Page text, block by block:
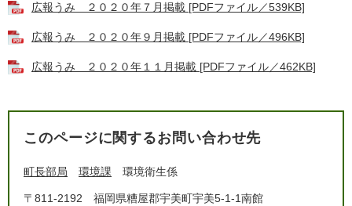
広報うみ ２０２０年７月掲載 [PDFファイル／539KB]
広報うみ ２０２０年９月掲載 [PDFファイル／496KB]
広報うみ ２０２０年１１月掲載 [PDFファイル／462KB]
このページに関するお問い合わせ先
町長部局 環境課 環境衛生係
〒811-2192
福岡県糟屋郡宇美町宇美5-1-1南館